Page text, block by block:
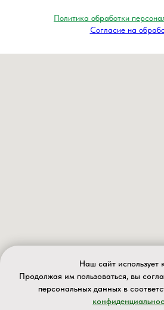
Политика обработки
Согласие на
Наш сайт использует
Продолжая им пользоваться, вы
персональных данных в
ИП Валеев А.Д.